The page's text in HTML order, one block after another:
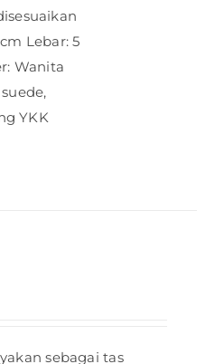
Lebar: 5
Wanita
YKK
sebagai tas